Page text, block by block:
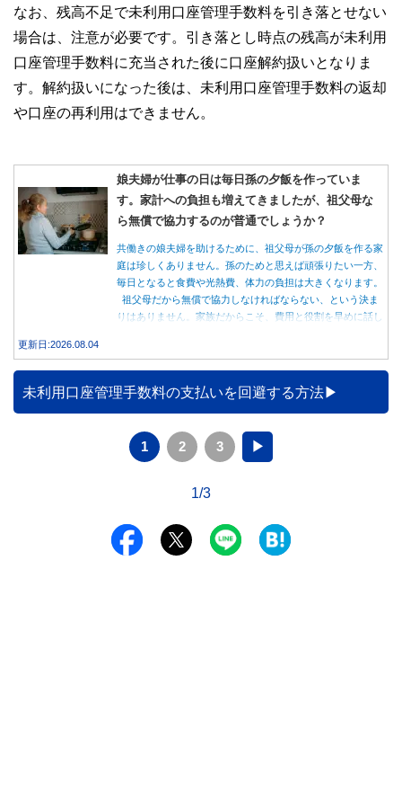
なお、残高不足で未利用口座管理手数料を引き落とせない
場合は、注意が必要です。引き落とし時点の残高が未利用
口座管理手数料に充当された後に口座解約扱いとなりま
す。解約扱いになった後は、未利用口座管理手数料の返却
や口座の再利用はできません。
娘夫婦が仕事の日は毎日孫の夕飯を作っていま
す。家計への負担も増えてきましたが、祖父母な
ら無償で協力するのが普通でしょうか？
共働きの娘夫婦を助けるために、祖父母が孫の夕飯を作る家
庭は珍しくありません。孫のためと思えば頑張りたい一方、
毎日となると食費や光熱費、体力の負担は大きくなります。
祖父母だから無償で協力しなければならない、という決ま
りはありません。家族だからこそ、費用と役割を早めに話し
更新日:2026.08.04
未利用口座管理手数料の支払いを回避する方法
1 2 3 ▶
1/3